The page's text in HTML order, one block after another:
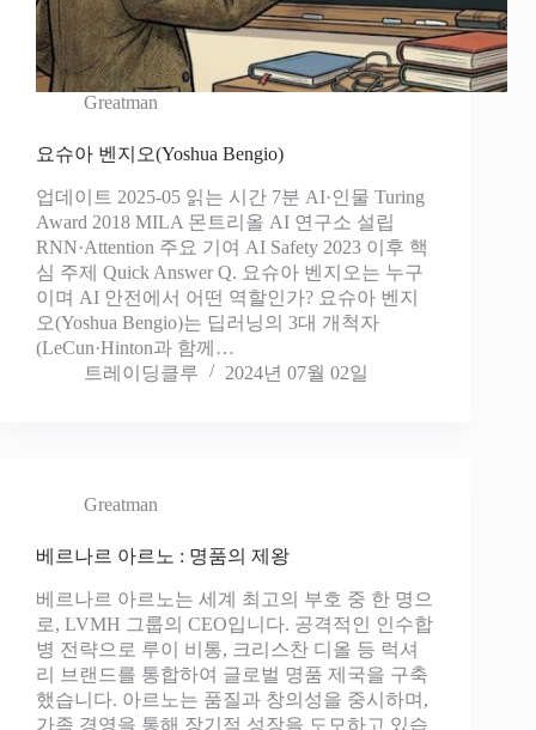
Greatman
요슈아 벤지오(Yoshua Bengio)
업데이트 2025-05 읽는 시간 7분 AI·인물 Turing
Award 2018 MILA 몬트리올 AI 연구소 설립
RNN·Attention 주요 기여 AI Safety 2023 이후 핵
심 주제 Quick Answer Q. 요슈아 벤지오는 누구
이며 AI 안전에서 어떤 역할인가? 요슈아 벤지
오(Yoshua Bengio)는 딥러닝의 3대 개척자
(LeCun·Hinton과 함께…
트레이딩클루
2024년 07월 02일
Greatman
베르나르 아르노 : 명품의 제왕
베르나르 아르노는 세계 최고의 부호 중 한 명으
로, LVMH 그룹의 CEO입니다. 공격적인 인수합
병 전략으로 루이 비통, 크리스찬 디올 등 럭셔
리 브랜드를 통합하여 글로벌 명품 제국을 구축
했습니다. 아르노는 품질과 창의성을 중시하며,
가족 경영을 통해 장기적 성장을 도모하고 있습